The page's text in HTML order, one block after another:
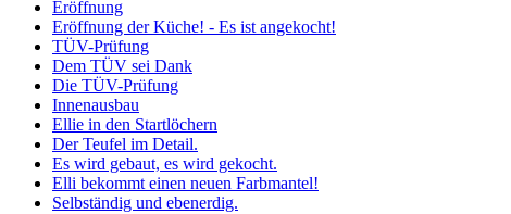
Eröffnung
Eröffnung der Küche! - Es ist angekocht!
TÜV-Prüfung
Dem TÜV sei Dank
Die TÜV-Prüfung
Innenausbau
Ellie in den Startlöchern
Der Teufel im Detail.
Es wird gebaut, es wird gekocht.
Elli bekommt einen neuen Farbmantel!
Selbständig und ebenerdig.